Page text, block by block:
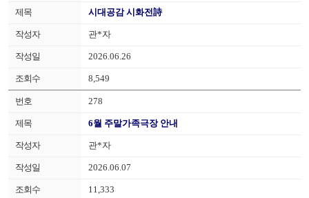
시대공감 시화전詩
관*자
2026.06.26
8,549
278
6월 주말가족극장 안내
관*자
2026.06.07
11,333